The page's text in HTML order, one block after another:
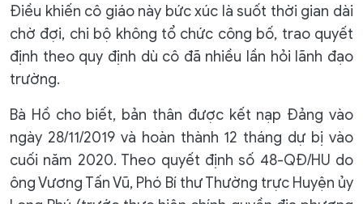
Điều khiến cô giáo này bức xúc là suốt thời gian dài
chờ đợi, chi bộ không tổ chức công bố, trao quyết
định theo quy định dù cô đã nhiều lần hỏi lãnh đạo
trường.
Bà Hồ cho biết, bản thân được kết nạp Đảng vào
ngày 28/11/2019 và hoàn thành 12 tháng dự bị vào
cuối năm 2020. Theo quyết định số 48-QĐ/HU do
ông Vương Tấn Vũ, Phó Bí thư Thường trực Huyện ủy